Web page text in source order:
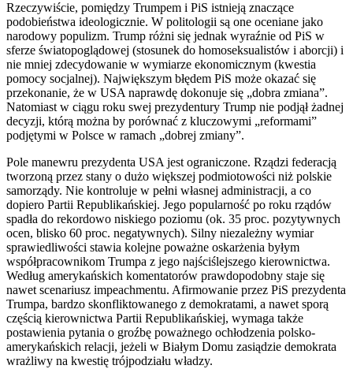
Rzeczywiście, pomiędzy Trumpem i PiS istnieją znaczące
podobieństwa ideologicznie. W politologii są one oceniane jako
narodowy populizm. Trump różni się jednak wyraźnie od PiS w
sferze światopoglądowej (stosunek do homoseksualistów i aborcji) i
nie mniej zdecydowanie w wymiarze ekonomicznym (kwestia
pomocy socjalnej). Największym błędem PiS może okazać się
przekonanie, że w USA naprawdę dokonuje się „dobra zmiana”.
Natomiast w ciągu roku swej prezydentury Trump nie podjął żadnej
decyzji, którą można by porównać z kluczowymi „reformami”
podjętymi w Polsce w ramach „dobrej zmiany”.
Pole manewru prezydenta USA jest ograniczone. Rządzi federacją
tworzoną przez stany o dużo większej podmiotowości niż polskie
samorządy. Nie kontroluje w pełni własnej administracji, a co
dopiero Partii Republikańskiej. Jego popularność po roku rządów
spadła do rekordowo niskiego poziomu (ok. 35 proc. pozytywnych
ocen, blisko 60 proc. negatywnych). Silny niezależny wymiar
sprawiedliwości stawia kolejne poważne oskarżenia byłym
współpracownikom Trumpa z jego najściślejszego kierownictwa.
Według amerykańskich komentatorów prawdopodobny staje się
nawet scenariusz impeachmentu. Afirmowanie przez PiS prezydenta
Trumpa, bardzo skonfliktowanego z demokratami, a nawet sporą
częścią kierownictwa Partii Republikańskiej, wymaga także
postawienia pytania o groźbę poważnego ochłodzenia polsko-
amerykańskich relacji, jeżeli w Białym Domu zasiądzie demokrata
wrażliwy na kwestię trójpodziału władzy.